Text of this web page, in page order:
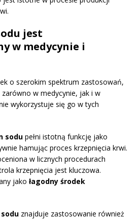
jest
w medycynie i
o szerokim spektrum zastosowań,
w medycynie, jak i w
wykorzystuje się go w tych
sodu pełni istotną funkcję jako
hamując proces krzepnięcia krwi.
w licznych procedurach
krzepnięcia jest kluczowa.
jako łagodny środek
znajduje zastosowanie również